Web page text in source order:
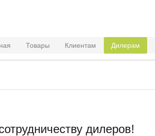
Товары Клиентам Дилерам
дилеров!